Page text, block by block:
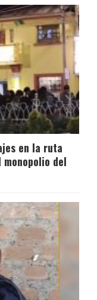
en la ruta
monopolio del